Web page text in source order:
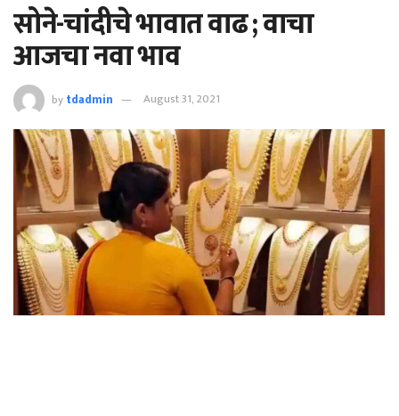
सोने-चांदीचे भावात वाढ ; वाचा
आजचा नवा भाव
bytdadmin August 31, 2021